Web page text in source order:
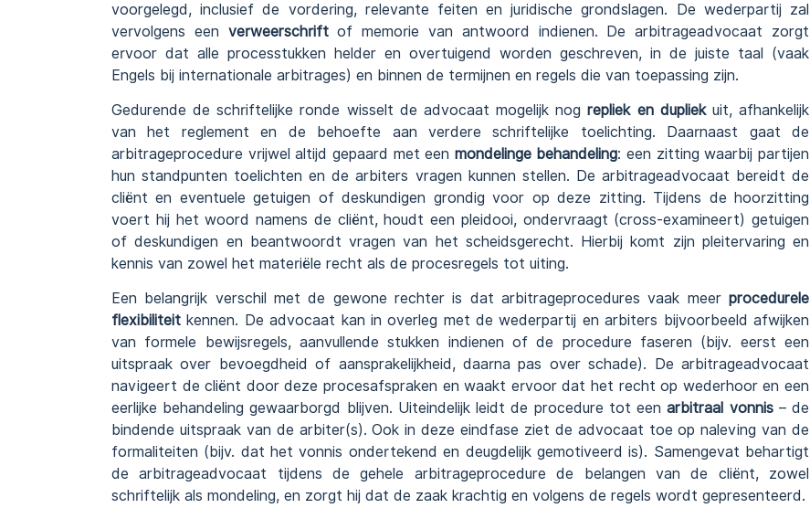
voorgelegd, inclusief de vordering, relevante feiten en juridische grondslagen. De wederpartij zal
vervolgens een verweerschriftof memorie van antwoord indienen. De arbitrageadvocaat zorgt
ervoor dat alle processtukken helder en overtuigend worden geschreven, in de juiste taal (vaak
Engels bij internationale arbitrages) en binnen de termijnen en regels die van toepassing zijn.
Gedurende de schriftelijke ronde wisselt de advocaat mogelijk nogrepliek en dupliekuit, afhankelijk
van het reglement en de behoefte aan verdere schriftelijke toelichting. Daarnaast gaat de
arbitrageprocedure vrijwel altijd gepaard met een mondelinge behandeling: een zitting waarbij partijen
hun standpunten toelichten en de arbiters vragen kunnen stellen. De arbitrageadvocaat bereidt de
cliënt en eventuele getuigen of deskundigen grondig voor op deze zitting. Tijdens de hoorzitting
voert hij het woord namens de cliënt, houdt een pleidooi, ondervraagt (cross-examineert) getuigen
of deskundigen en beantwoordt vragen van het scheidsgerecht. Hierbij komt zijn pleitervaring en
kennis van zowel het materiële recht als de procesregels tot uiting.
Een belangrijk verschil met de gewone rechter is dat arbitrageprocedures vaak meer procedurele
flexibiliteit kennen. De advocaat kan in overleg met de wederpartij en arbiters bijvoorbeeld afwijken
van formele bewijsregels, aanvullende stukken indienen of de procedure faseren (bijv. eerst een
uitspraak over bevoegdheid of aansprakelijkheid, daarna pas over schade). De arbitrageadvocaat
navigeert de cliënt door deze procesafspraken en waakt ervoor dat het recht op wederhoor en een
eerlijke behandeling gewaarborgd blijven. Uiteindelijk leidt de procedure tot eenarbitraal vonnis– de
bindende uitspraak van de arbiter(s). Ook in deze eindfase ziet de advocaat toe op naleving van de
formaliteiten (bijv. dat het vonnis ondertekend en deugdelijk gemotiveerd is). Samengevat behartigt
de arbitrageadvocaat tijdens de gehele arbitrageprocedure de belangen van de cliënt, zowel
schriftelijk als mondeling, en zorgt hij dat de zaak krachtig en volgens de regels wordt gepresenteerd.